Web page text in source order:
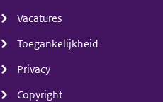
Vacatures
Toegankelijkheid
Privacy
Copyright